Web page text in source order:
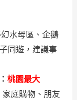
水母區、企鵝
同遊，建議事
桃園最大
庭購物、朋友